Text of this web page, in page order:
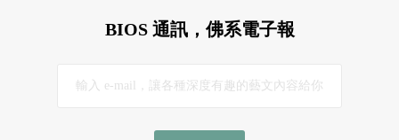
BIOS 通訊，佛系電子報